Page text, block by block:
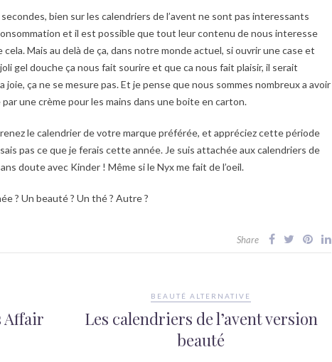
bien sur les calendriers de l’avent ne sont pas interessants
et il est possible que tout leur contenu de nous interesse
Mais au delà de ça, dans notre monde actuel, si ouvrir une case et
gel douche ça nous fait sourire et que ca nous fait plaisir, il serait
joie, ça ne se mesure pas. Et je pense que nous sommes nombreux a avoir
une crème pour les mains dans une boite en carton.
le calendrier de votre marque préférée, et appréciez cette période
pas ce que je ferais cette année. Je suis attachée aux calendriers de
doute avec Kinder ! Même si le Nyx me fait de l’oeil.
? Un beauté ? Un thé ? Autre ?
Share
Affair
BEAUTÉ ALTERNATIVE
Les calendriers de l’avent version
beauté